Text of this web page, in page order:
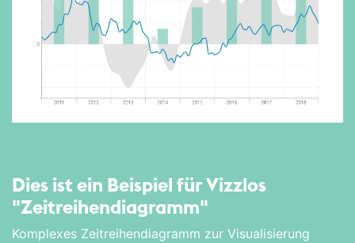
Dies ist ein Beispiel für Vizzlos
"Zeitreihen­diagramm"
Komplexes Zeitreihendiagramm zur Visualisierung